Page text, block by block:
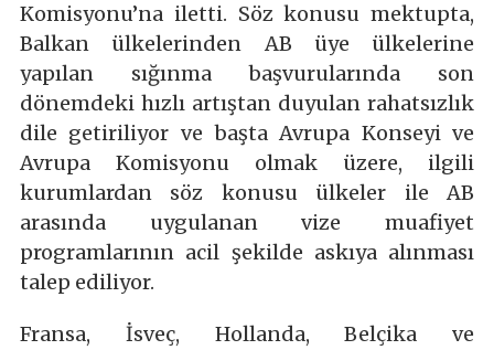
Komisyonu’na iletti. Söz konusu mektupta,
Balkan ülkelerinden AB üye ülkelerine
yapılan sığınma başvurularında son
dönemdeki hızlı artıştan duyulan rahatsızlık
dile getiriliyor ve başta Avrupa Konseyi ve
Avrupa Komisyonu olmak üzere, ilgili
kurumlardan söz konusu ülkeler ile AB
arasında uygulanan vize muafiyet
programlarının acil şekilde askıya alınması
talep ediliyor.
Fransa, İsveç, Hollanda, Belçika ve